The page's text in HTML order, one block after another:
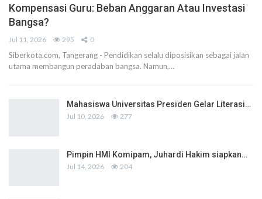
Kompensasi Guru: Beban Anggaran Atau Investasi
Bangsa?
Jul 11, 2026 295 0
Siberkota.com, Tangerang - Pendidikan selalu diposisikan sebagai jalan
utama membangun peradaban bangsa. Namun,…
Mahasiswa Universitas Presiden Gelar Literasi…
Jul 10, 2026 277
Pimpin HMI Komipam, Juhardi Hakim siapkan…
Jul 14, 2026 204